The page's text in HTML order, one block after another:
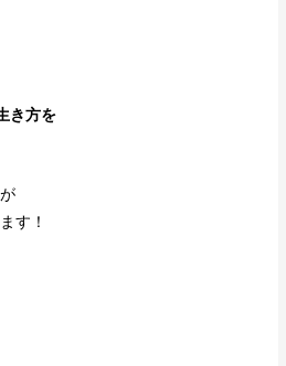
き方を
す！